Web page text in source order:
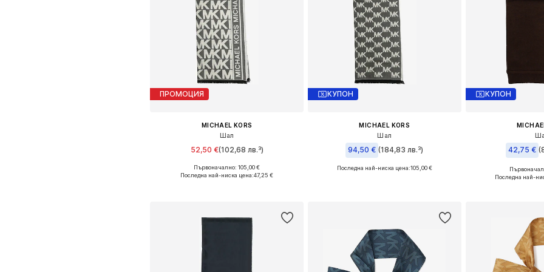
ПРОМОЦИЯ
MICHAEL KORS
Шал
52,50 €(102,68 лв.³)
Налични размери: One Size
Първоначално: 105,00 €
Последна най-ниска цена:47,25 €
КУПОН
MICHAEL KORS
Шал
94,50 € (184,83 лв.³)
Налични размери: One Size
Последна най-ниска цена:105,00 €
КУПОН
42,75 €
Налични
Последна най-